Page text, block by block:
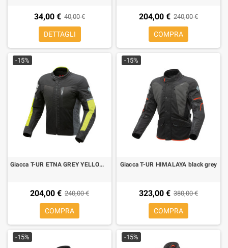
34,00 € 40,00 €
DETTAGLI
204,00 € 240,00 €
COMPRA
-15%
Giacca T-UR ETNA GREY YELLOW FLUO
204,00 € 240,00 €
COMPRA
-15%
Giacca T-UR HIMALAYA black grey
323,00 € 380,00 €
COMPRA
-15% -15%